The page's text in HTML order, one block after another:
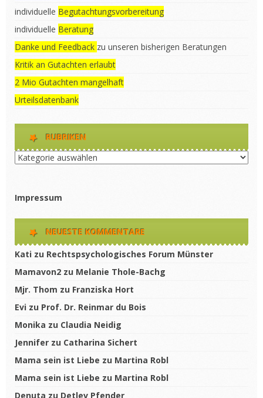
individuelle Begutachtungsvorbereitung
individuelle Beratung
Danke und Feedback zu unseren bisherigen Beratungen
Kritik an Gutachten erlaubt
2 Mio Gutachten mangelhaft
Urteilsdatenbank
RUBRIKEN
Rubriken
Impressum
NEUESTE KOMMENTARE
Kati zu Rechtspsychologisches Forum Münster
Mamavon2 zu Melanie Thole-Bachg
Mjr. Thom zu Franziska Hort
Evi zu Prof. Dr. Reinmar du Bois
Monika zu Claudia Neidig
Jennifer zu Catharina Sichert
Mama sein ist Liebe zu Martina Robl
Mama sein ist Liebe zu Martina Robl
Denuta zu Detlev Pfender